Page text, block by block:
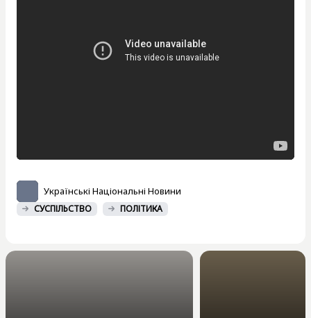
Українські Національні Новини
СУСПІЛЬСТВО ПОЛІТИКА